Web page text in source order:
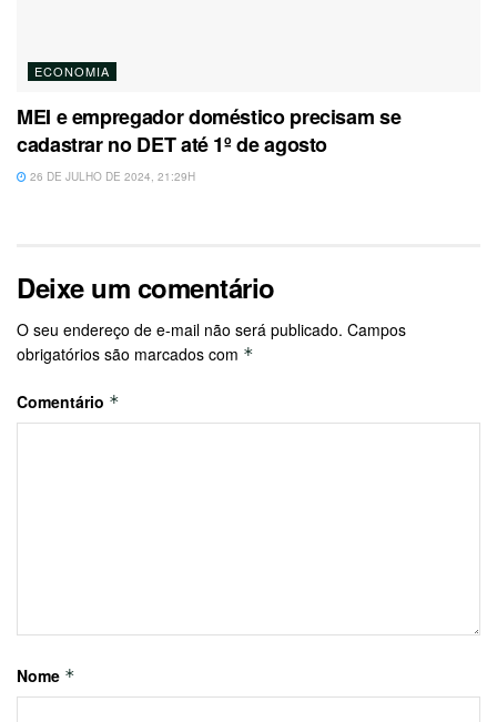
ECONOMIA
MEI e empregador doméstico precisam se
cadastrar no DET até 1º de agosto
26 DE JULHO DE 2024, 21:29H
Deixe um comentário
O seu endereço de e-mail não será publicado. Campos
obrigatórios são marcados com *
Comentário *
Nome *